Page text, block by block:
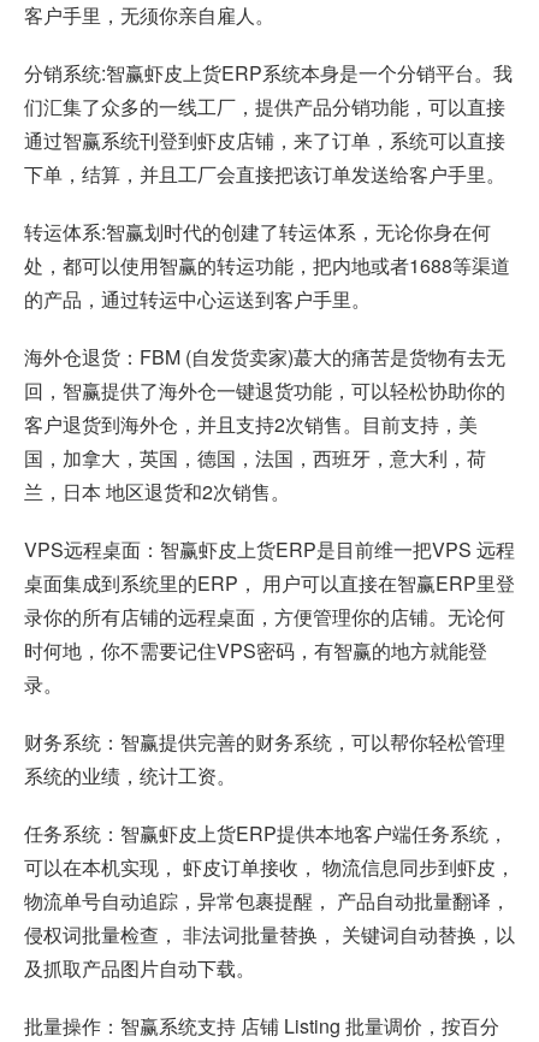
客户手里，无须你亲自雇人。
分销系统:智赢虾皮上货ERP系统本身是一个分销平台。我
们汇集了众多的一线工厂，提供产品分销功能，可以直接
通过智赢系统刊登到虾皮店铺，来了订单，系统可以直接
下单，结算，并且工厂会直接把该订单发送给客户手里。
转运体系:智赢划时代的创建了转运体系，无论你身在何
处，都可以使用智赢的转运功能，把内地或者1688等渠道
的产品，通过转运中心运送到客户手里。
海外仓退货：FBM (自发货卖家)蕞大的痛苦是货物有去无
回，智赢提供了海外仓一键退货功能，可以轻松协助你的
客户退货到海外仓，并且支持2次销售。目前支持，美
国，加拿大，英国，德国，法国，西班牙，意大利，荷
兰，日本 地区退货和2次销售。
VPS远程桌面：智赢虾皮上货ERP是目前维一把VPS 远程
桌面集成到系统里的ERP， 用户可以直接在智赢ERP里登
录你的所有店铺的远程桌面，方便管理你的店铺。无论何
时何地，你不需要记住VPS密码，有智赢的地方就能登
录。
财务系统：智赢提供完善的财务系统，可以帮你轻松管理
系统的业绩，统计工资。
任务系统：智赢虾皮上货ERP提供本地客户端任务系统，
可以在本机实现， 虾皮订单接收， 物流信息同步到虾皮，
物流单号自动追踪，异常包裹提醒， 产品自动批量翻译，
侵权词批量检查， 非法词批量替换， 关键词自动替换，以
及抓取产品图片自动下载。
批量操作：智赢系统支持 店铺 Listing 批量调价，按百分